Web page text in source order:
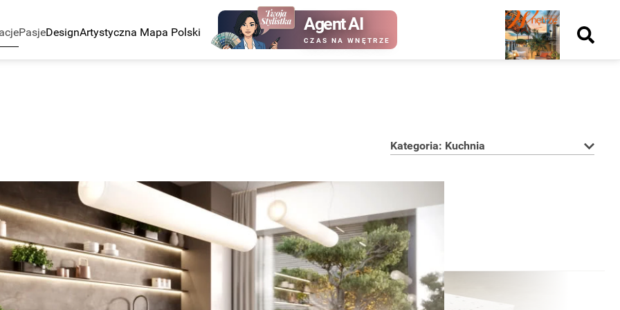
PasjeDesignArtystyczna Mapa Polski Agent AI
CZAS NA WNĘTRZE
Nowy
numer
kup ten
Kategoria: Kuchnia